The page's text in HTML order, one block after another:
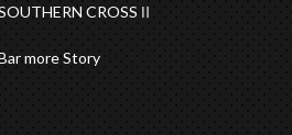
CROSSⅡ
more Story